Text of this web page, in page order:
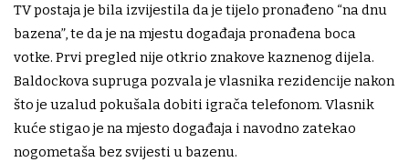
TV postaja je bila izvijestila da je tijelo pronađeno “na dnu
bazena”, te da je na mjestu događaja pronađena boca
votke. Prvi pregled nije otkrio znakove kaznenog dijela.
Baldockova supruga pozvala je vlasnika rezidencije nakon
što je uzalud pokušala dobiti igrača telefonom. Vlasnik
kuće stigao je na mjesto događaja i navodno zatekao
nogometaša bez svijesti u bazenu.